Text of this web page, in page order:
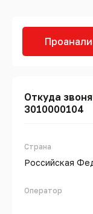
Откуда
3010000104
Страна
Российская
Оператор